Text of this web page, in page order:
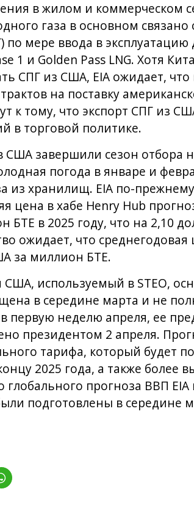
в жилом и коммерческом
газа в основном связано
мере ввода в эксплуатацию
1 и Golden Pass LNG. Хотя
СПГ из США, EIA ожидает,
на поставку
к тому, что экспорт СПГ из
в торговой политике.
США завершили сезон отбора
погода в январе и
из хранилищ. EIA по-
цена в хабе Henry Hub
БТЕ в 2025 году, что на 2,10
ожидает, что среднегодовая
за миллион БТЕ.
используемый в STEO,
в середине марта и не
первую неделю апреля, ее
президентом 2 апреля.
тарифа, который будет
2025 года, а также более
прогноза ВВП
подготовлены в середине